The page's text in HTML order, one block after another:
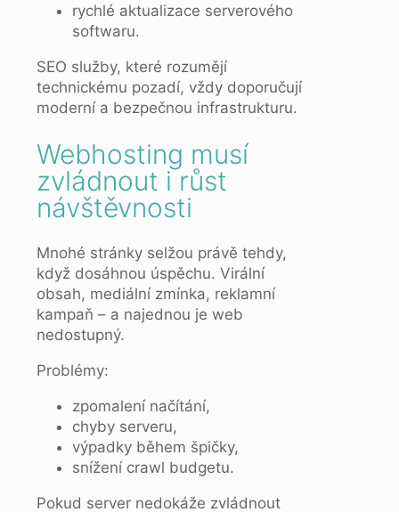
rychlé aktualizace serverového
softwaru.
SEO služby, které rozumějí
technickému pozadí, vždy doporučují
moderní a bezpečnou infrastrukturu.
Webhosting musí
zvládnout i růst
návštěvnosti
Mnohé stránky selžou právě tehdy,
když dosáhnou úspěchu. Virální
obsah, mediální zmínka, reklamní
kampaň – a najednou je web
nedostupný.
Problémy:
zpomalení načítání,
chyby serveru,
výpadky během špičky,
snížení crawl budgetu.
Pokud server nedokáže zvládnout